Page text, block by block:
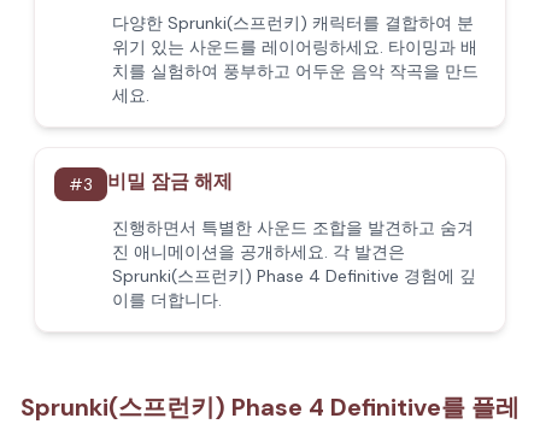
다양한 Sprunki(스프런키) 캐릭터를 결합하여 분
위기 있는 사운드를 레이어링하세요. 타이밍과 배
치를 실험하여 풍부하고 어두운 음악 작곡을 만드
세요.
#3 비밀 잠금 해제
진행하면서 특별한 사운드 조합을 발견하고 숨겨
진 애니메이션을 공개하세요. 각 발견은
Sprunki(스프런키) Phase 4 Definitive 경험에 깊
이를 더합니다.
Sprunki(스프런키) Phase 4 Definitive를 플레